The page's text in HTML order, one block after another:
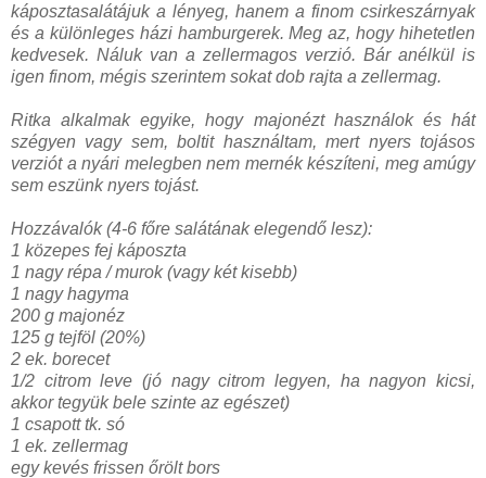
káposztasalátájuk a lényeg, hanem a finom csirkeszárnyak
és a különleges házi hamburgerek. Meg az, hogy hihetetlen
kedvesek. Náluk van a zellermagos verzió. Bár anélkül is
igen finom, mégis szerintem sokat dob rajta a zellermag.
Ritka alkalmak egyike, hogy majonézt használok és hát
szégyen vagy sem, boltit használtam, mert nyers tojásos
verziót a nyári melegben nem mernék készíteni, meg amúgy
sem eszünk nyers tojást.
Hozzávalók (4-6 főre salátának elegendő lesz):
1 közepes fej káposzta
1 nagy répa / murok (vagy két kisebb)
1 nagy hagyma
200 g majonéz
125 g tejföl (20%)
2 ek. borecet
1/2 citrom leve (jó nagy citrom legyen, ha nagyon kicsi,
akkor tegyük bele szinte az egészet)
1 csapott tk. só
1 ek. zellermag
egy kevés frissen őrölt bors